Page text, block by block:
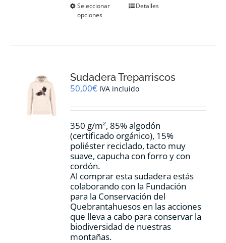
Seleccionar
opciones
Este
se
pueden
en
página
de
producto
Detalles
Sudadera Treparriscos
50,00€ IVA incluido
350 g/m², 85% algodón
(certificado orgánico), 15%
poliéster reciclado, tacto muy
suave, capucha con forro y con
cordón.
Al comprar esta sudadera estás
colaborando con la Fundación
para la Conservación del
Quebrantahuesos en las acciones
que lleva a cabo para conservar la
biodiversidad de nuestras
montañas.